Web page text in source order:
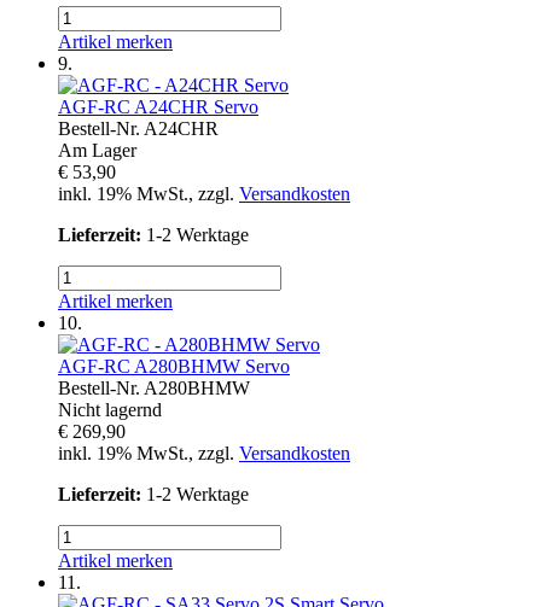
Artikel merken
9.
AGF-RC A24CHR Servo
Bestell-Nr. A24CHR
Am Lager
€ 53,90
inkl. 19% MwSt., zzgl. Versandkosten
Lieferzeit: 1-2 Werktage
Artikel merken
10.
AGF-RC A280BHMW Servo
Bestell-Nr. A280BHMW
Nicht lagernd
€ 269,90
inkl. 19% MwSt., zzgl. Versandkosten
Lieferzeit: 1-2 Werktage
Artikel merken
11.